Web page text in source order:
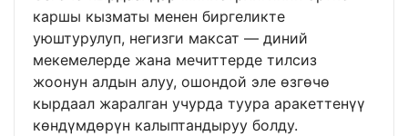
каршы кызматы менен биргеликте
уюштурулуп, негизги максат — диний
мекемелерде жана мечиттерде тилсиз
жоонун алдын алуу, ошондой эле өзгөчө
кырдаал жаралган учурда туура аракеттенүү
көндүмдөрүн калыптандыруу болду.